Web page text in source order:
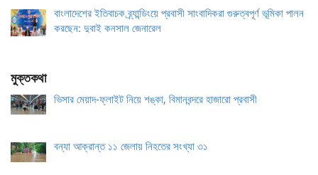
বাংলাদেশের ইতিবাচক ব্র্যান্ডিংয়ে প্রবাসী সাংবাদিকরা গুরুত্বপূর্ণ ভূমিকা পালন
করছেন: দুবাই কনসাল জেনারেল
মুক্তকথা
ভিসার মেয়াদ-ফ্লাইট নিয়ে শঙ্কা, বিমানবন্দরে হাজারো প্রবাসী
বন্যা আক্রান্ত ১১ জেলায় নিহতের সংখ্যা ৩১